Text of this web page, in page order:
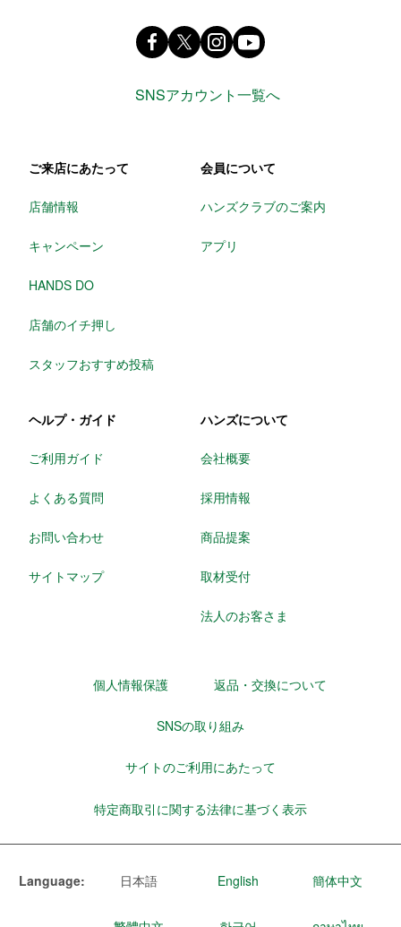
Facebook ハンズ公式ファンページ
X(旧 twitter) @Hands_official_
instagram
SNSアカウント一覧へ
ご来店にあたって
店舗情報
キャンペーン
HANDS DO
店舗のイチ押し
スタッフおすすめ投稿
会員について
ハンズクラブのご案内
アプリ
ヘルプ・ガイド
ご利用ガイド
よくある質問
お問い合わせ
サイトマップ
ハンズについて
会社概要
採用情報
商品提案
取材受付
法人のお客さま
個人情報保護 返品・交換について
SNSの取り組み
サイトのご利用にあたって
特定商取引に関する法律に基づく表示
Language: 日本語 English 簡体中文